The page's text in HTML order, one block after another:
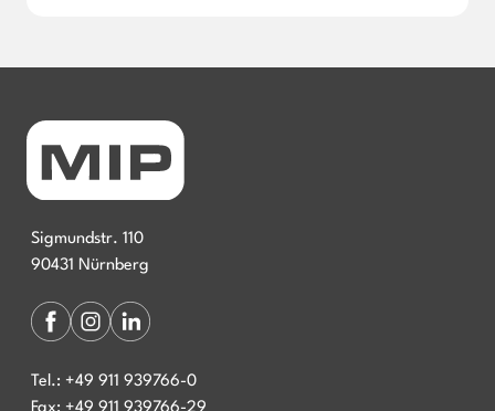
Sigmundstr. 110
90431 Nürnberg
Tel.: +49 911 939766-0